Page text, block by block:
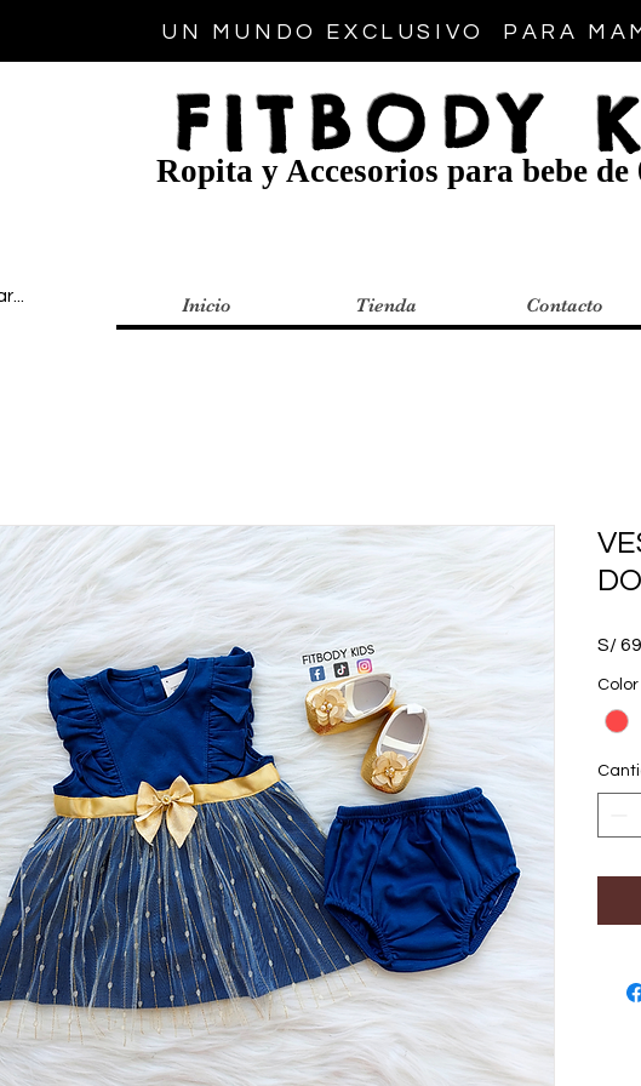
UN MUNDO EXCLUSIVO PARA
FITBODY
Ropita y Accesorios para bebe de
Inicio Tienda Contacto
S/
Color